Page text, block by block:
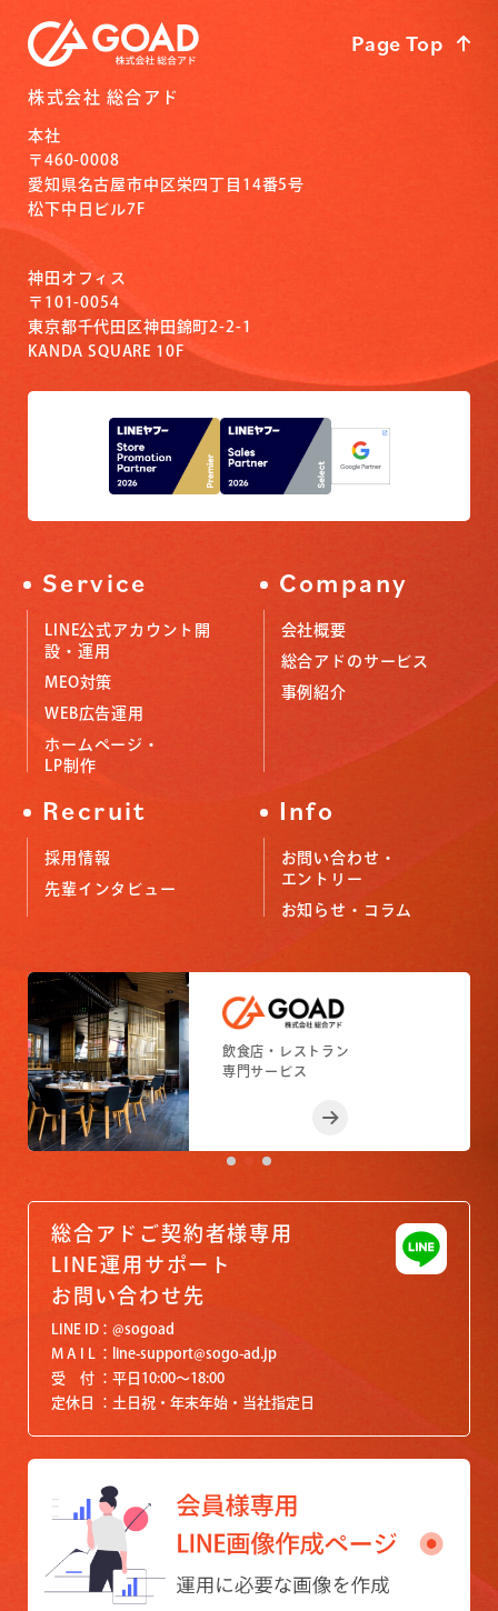
株式会社 総合アド
本社
〒460-0008
愛知県名古屋市中区栄四丁目14番5号
松下中日ビル7F
神田オフィス
〒101-0054
東京都千代田区神田錦町2-2-1
KANDA SQUARE 10F
Page Top
Service
LINE公式アカウント開
設・運用
MEO対策
WEB広告運用
ホームページ・
LP制作
Company
会社概要
総合アドのサービス
事例紹介
Recruit
採用情報
先輩インタビュー
Info
お問い合わせ・
エントリー
お知らせ・コラム
小売店舗
専門サービス
フィットネスジム
専門サービス
飲食店・レストラン
専門サービス
小売店舗
専門サービス
フィットネスジム
専門サービス
総合アドご契約者様専用
LINE運用サポート
お問い合わせ先
LINE ID
@sogoad
M A I L
line-support@sogo-ad.jp
受 付
平日10:00〜18:00
定休日
土日祝・年末年始・当社指定日